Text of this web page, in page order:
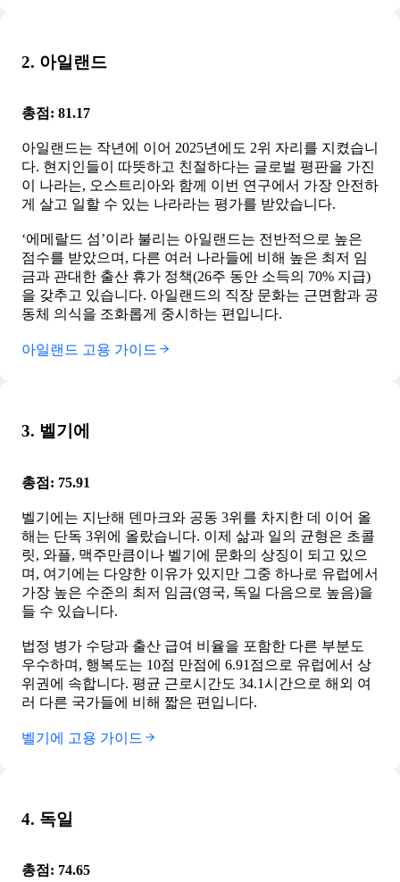
2. 아일랜드
총점: 81.17
아일랜드는 작년에 이어 2025년에도 2위 자리를 지켰습니
다. 현지인들이 따뜻하고 친절하다는 글로벌 평판을 가진
이 나라는, 오스트리아와 함께 이번 연구에서 가장 안전하
게 살고 일할 수 있는 나라라는 평가를 받았습니다.
‘에메랄드 섬’이라 불리는 아일랜드는 전반적으로 높은
점수를 받았으며, 다른 여러 나라들에 비해 높은 최저 임
금과 관대한 출산 휴가 정책(26주 동안 소득의 70% 지급)
을 갖추고 있습니다. 아일랜드의 직장 문화는 근면함과 공
동체 의식을 조화롭게 중시하는 편입니다.
아일랜드 고용 가이드
3. 벨기에
총점: 75.91
벨기에는 지난해 덴마크와 공동 3위를 차지한 데 이어 올
해는 단독 3위에 올랐습니다. 이제 삶과 일의 균형은 초콜
릿, 와플, 맥주만큼이나 벨기에 문화의 상징이 되고 있으
며, 여기에는 다양한 이유가 있지만 그중 하나로 유럽에서
가장 높은 수준의 최저 임금(영국, 독일 다음으로 높음)을
들 수 있습니다.
법정 병가 수당과 출산 급여 비율을 포함한 다른 부분도
우수하며, 행복도는 10점 만점에 6.91점으로 유럽에서 상
위권에 속합니다. 평균 근로시간도 34.1시간으로 해외 여
러 다른 국가들에 비해 짧은 편입니다.
벨기에 고용 가이드
4. 독일
총점: 74.65